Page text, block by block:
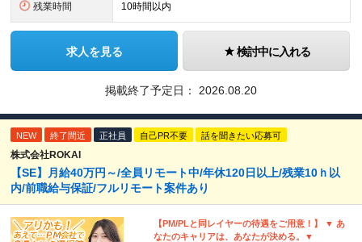
残業時間 10時間以内
求人を見る 検討中に入れる
掲載終了予定日： 2026.08.20
NEW 終了間近 正社員 自己PR不要 話を聞きたい応募可
株式会社ROKAI
【SE】月給40万円～/全員リモート中/年休120日以上/残業10ｈ以
内/前職給与保証/フルリモート案件あり
【PM/PLと同レイヤーの待遇をご用意！】 ▼ あ
なたのキャリアは、あなたが決める。▼